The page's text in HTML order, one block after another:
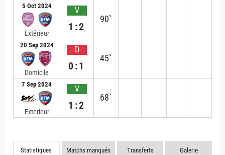
5 Oct 2024
Extérieur
V
1:2
90`
20 Sep 2024
Domicile
D
0:1
45`
7 Sep 2024
Extérieur
V
1:2
68`
Statistiques Matchs manqués Transferts Galerie